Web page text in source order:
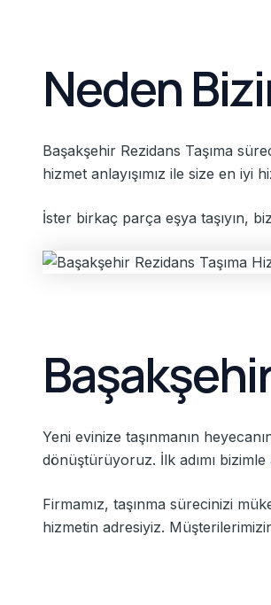
Neden
Başakşehir Rezidans Taşıma
hizmet anlayışımız ile size en iyi
İster birkaç parça eşya taşıyın,
Yeni evinize taşınmanın
dönüştürüyoruz. İlk adımı bizimle
Firmamız, taşınma sürecinizi
hizmetin adresiyiz.